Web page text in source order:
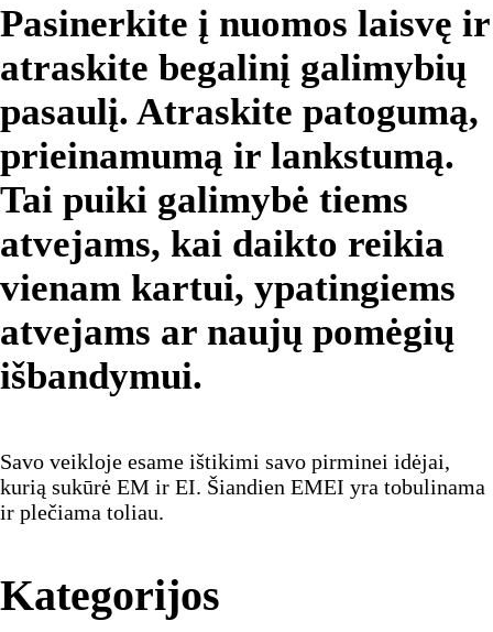
Pasinerkite į nuomos laisvę ir
atraskite begalinį galimybių
pasaulį. Atraskite patogumą,
prieinamumą ir lankstumą.
Tai puiki galimybė tiems
atvejams, kai daikto reikia
vienam kartui, ypatingiems
atvejams ar naujų pomėgių
išbandymui.
Savo veikloje esame ištikimi savo pirminei idėjai,
kurią sukūrė EM ir EI. Šiandien EMEI yra tobulinama
ir plečiama toliau.
Kategorijos